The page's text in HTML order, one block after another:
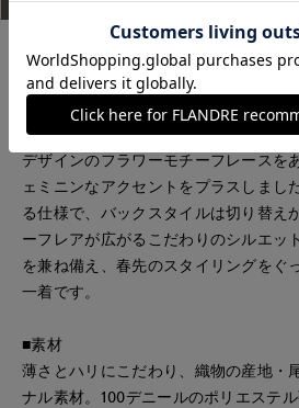
■デザイン
尾州産の強撚ポリエステルを使用し、
だわって仕上げたオリジナル素材のシ
ン。ギンガムチェックと上品なネイビ
デザインのフラワーモチーフレースを
ェミニンなアクセントをプラスしまし
る仕様で、バックスタイルは切り替え
ーフレアが広がるこだわりのシルエッ
を兼ね備え、春先のスタイリングをぐ
一着です。
■素材
薄さとハリにこだわり、織物の産地・
ナル素材。100デニールのポリエステ